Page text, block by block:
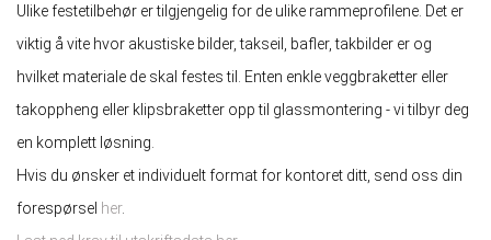
Ulike festetilbehør er tilgjengelig for de ulike rammeprofilene. Det er
viktig å vite hvor akustiske bilder, takseil, bafler, takbilder er og
hvilket materiale de skal festes til. Enten enkle veggbraketter eller
takoppheng eller klipsbraketter opp til glassmontering - vi tilbyr deg
en komplett løsning.
Hvis du ønsker et individuelt format for kontoret ditt, send oss ​​din
forespørsel her.